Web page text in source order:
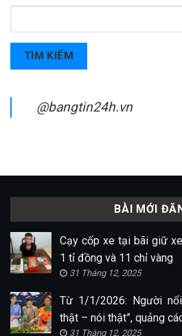
TÌM KIẾM
@bangtin24h.vn
BÀI MỚI
Cạy cốp xe tại bãi giữ
1 tỉ đồng và 11 chỉ vàng
31 Tháng 12, 2025
Từ 1/1/2026: Người
thật – nói thật”, quảng
31 Tháng 12, 2025